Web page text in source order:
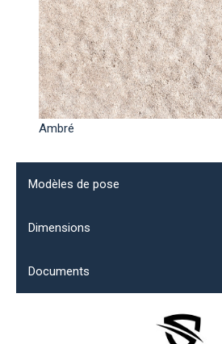
Ambré
Modèles de pose
Dimensions
Documents